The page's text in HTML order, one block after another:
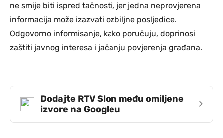
ne smije biti ispred tačnosti, jer jedna neprovjerena
informacija može izazvati ozbiljne posljedice.
Odgovorno informisanje, kako poručuju, doprinosi
zaštiti javnog interesa i jačanju povjerenja građana.
Dodajte RTV Slon među omiljene
izvore na Googleu
›